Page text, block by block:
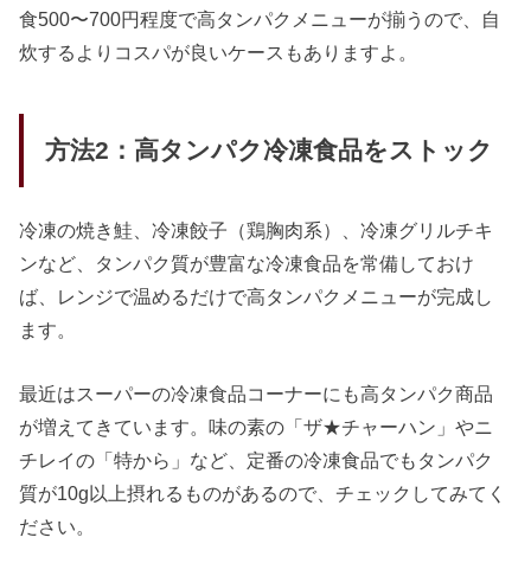
食500〜700円程度で高タンパクメニューが揃うので、自
炊するよりコスパが良いケースもありますよ。
方法2：高タンパク冷凍食品をストック
冷凍の焼き鮭、冷凍餃子（鶏胸肉系）、冷凍グリルチキ
ンなど、タンパク質が豊富な冷凍食品を常備しておけ
ば、レンジで温めるだけで高タンパクメニューが完成し
ます。
最近はスーパーの冷凍食品コーナーにも高タンパク商品
が増えてきています。味の素の「ザ★チャーハン」やニ
チレイの「特から」など、定番の冷凍食品でもタンパク
質が10g以上摂れるものがあるので、チェックしてみてく
ださい。